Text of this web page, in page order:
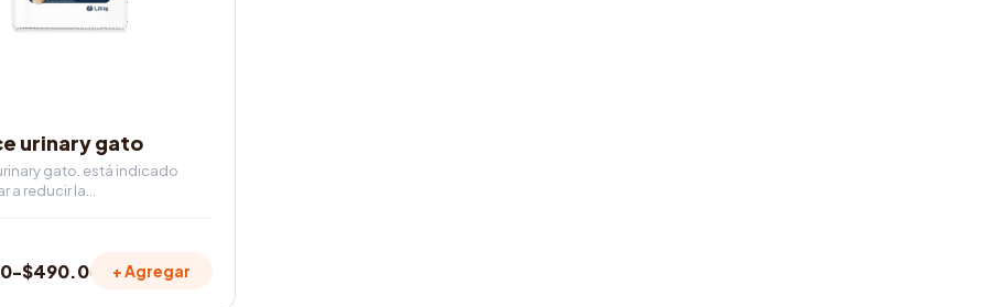
urinary gato
gato. está indicado
a reducir la…
-$490.000 + Agregar